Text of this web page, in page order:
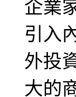
引入
外投
大的